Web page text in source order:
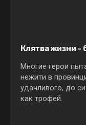
Клятва жизни -
Многие герои
нежити в
удачливого, до
как трофей.